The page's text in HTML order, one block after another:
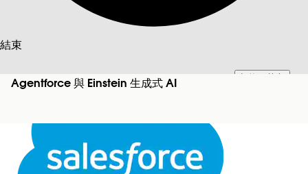
結束
此文已使用 Salesforce 機器翻譯系統翻譯。更多詳細資料請參見
結束
Agentforce 與 Einstein 生成式 AI